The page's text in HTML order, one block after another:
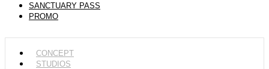
SANCTUARY PASS
PROMO
CONCEPT
STUDIOS